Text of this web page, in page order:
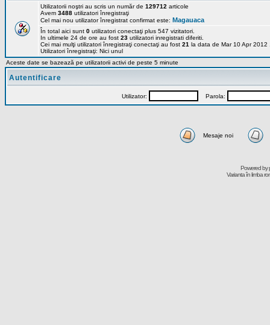
Utilizatorii noştri au scris un număr de 129712 articole
Avem 3488 utilizatori înregistraţi
Cel mai nou utilizator înregistrat confirmat este: Magauaca
În total aici sunt 0 utilizatori conectaţi plus 547 vizitatori.
In ultimele 24 de ore au fost 23 utilizatori inregistrati diferiti.
Cei mai mulţi utilizatori înregistraţi conectaţi au fost 21 la data de Mar 10 Apr 2012
Utilizatori înregistraţi: Nici unul
Aceste date se bazează pe utilizatorii activi de peste 5 minute
Autentificare
Utilizator: Parola:
Mesaje noi
Powered by
Varianta în limba